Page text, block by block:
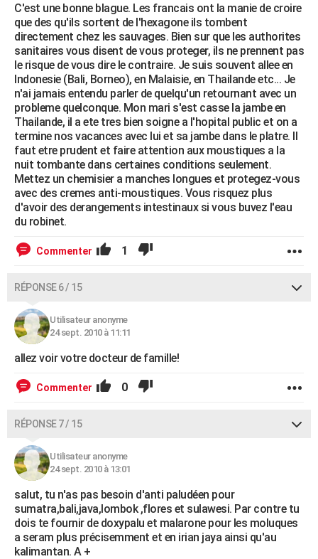
C'est une bonne blague. Les francais ont la manie de croire
que des qu'ils sortent de l'hexagone ils tombent
directement chez les sauvages. Bien sur que les authorites
sanitaires vous disent de vous proteger, ils ne prennent pas
le risque de vous dire le contraire. Je suis souvent allee en
Indonesie (Bali, Borneo), en Malaisie, en Thailande etc... Je
n'ai jamais entendu parler de quelqu'un retournant avec un
probleme quelconque. Mon mari s'est casse la jambe en
Thailande, il a ete tres bien soigne a l'hopital public et on a
termine nos vacances avec lui et sa jambe dans le platre. Il
faut etre prudent et faire attention aux moustiques a la
nuit tombante dans certaines conditions seulement.
Mettez un chemisier a manches longues et protegez-vous
avec des cremes anti-moustiques. Vous risquez plus
d'avoir des derangements intestinaux si vous buvez l'eau
du robinet.
Commenter 1
RÉPONSE 6 / 15
Utilisateur anonyme
24 sept. 2010 à 11:11
allez voir votre docteur de famille!
Commenter 0
RÉPONSE 7 / 15
Utilisateur anonyme
24 sept. 2010 à 13:01
salut, tu n'as pas besoin d'anti paludéen pour
sumatra,bali,java,lombok ,flores et sulawesi. Par contre tu
dois te fournir de doxypalu et malarone pour les moluques
a seram plus précisemment et en irian jaya ainsi qu'au
kalimantan. A +